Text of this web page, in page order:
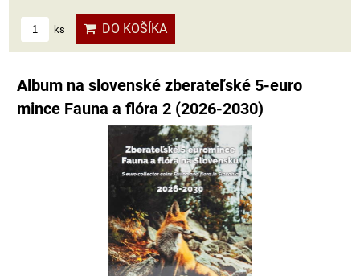
ks DO KOŠÍKA
Album na slovenské zberateľské 5-euro
mince Fauna a flóra 2 (2026-2030)